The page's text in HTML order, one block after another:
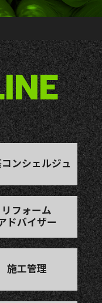
ンシェルジュ
リフォーム
ドバイザー
施工管理